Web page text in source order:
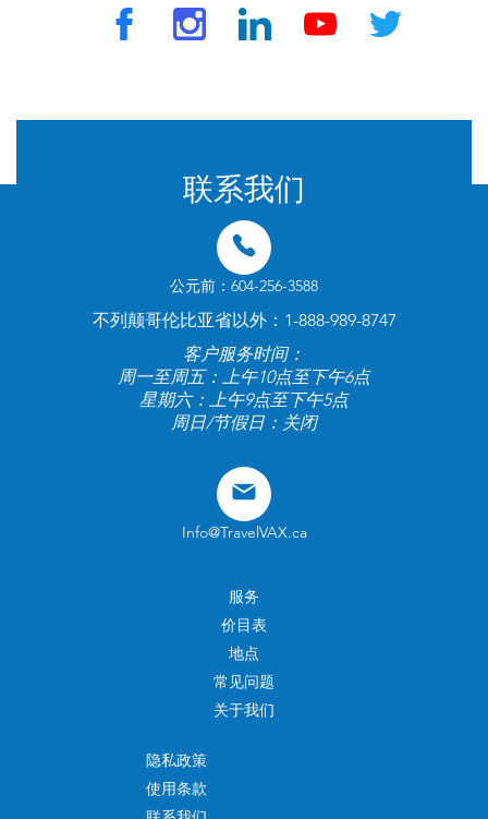
联系我们
公元前：604-256-3588
不列颠哥伦比亚省以外：1-888-989-8747
客户服务时间：
周一至周五：上午10点至下午6点
星期六：上午9点至下午5点
周日/节假日：关闭
Info@TravelVAX.ca
服务
价目表
地点
常见问题
关于我们
隐私政策
使用条款